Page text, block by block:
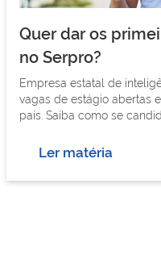
Quer dar os
no Serpro?
Empresa estatal de
vagas de estágio abertas
país. Saiba como se
Ler matéria